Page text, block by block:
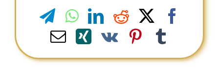
Facebook
X
Reddit
LinkedIn
Tumblr
Pinterest
Vk
Xing
Email